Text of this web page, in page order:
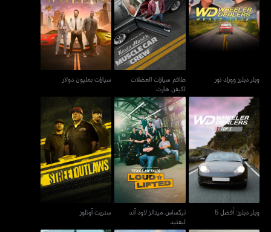
ويلر ديلرز وورلد تور
ويلر ديلرز وورلد تور
طاقم سيارات العضلات
لكيفن هارت
طاقم سيارات العضلات
لكيفن هارت
سيارات بمليون دولار
سيارات بمليون دولار
ويلر ديلرز: أفضل 5
ويلر ديلرز: أفضل 5
تيكساس ميتالز لاود آند
ليفتيد
تيكساس ميتالز لاود آند
ليفتيد
ستريت آوتلوز
ستريت آوتلوز